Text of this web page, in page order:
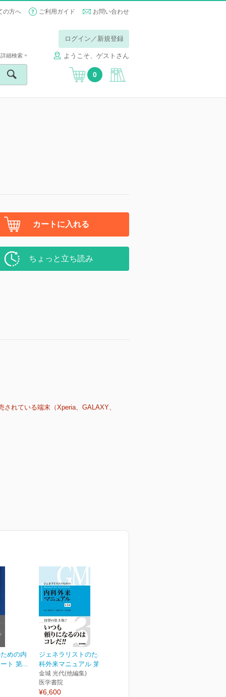
の方へ ご利用ガイド お問い合わせ
ログイン／新規登録
ようこそ、ゲストさん
詳細検索
0
カートに入れる
ちょっと立ち読み
れている端末（Xperia、GALAXY、
めの内
ト 第...
ジェネラリストのための内
科外来マニュアル 第3版
金城 光代(他編集)
医学書院
¥6,600